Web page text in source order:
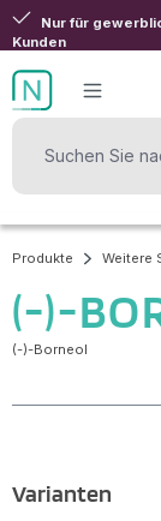
Zum Hauptinhalt
Nur für
Kunden
Produkte Weitere
(-)-
(-)-Borneol
Varianten